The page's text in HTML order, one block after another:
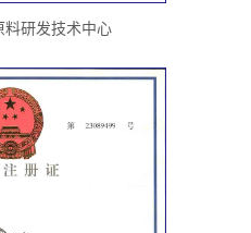
料研发技术中心